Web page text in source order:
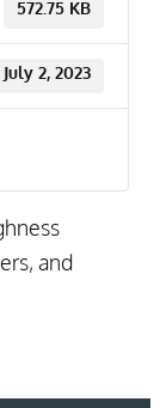
572.75 KB
July 2, 2023
and